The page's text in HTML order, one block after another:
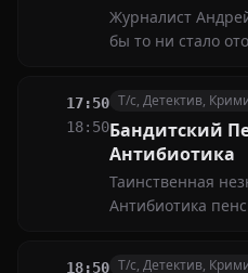
Журналист
бы то ни стало
Северной
лбами разные
17:50
18:50
Т/с, Детектив,
Бандитский
Антибиотика
Таинственная
Антибиотика
18:50 Т/с, Детектив,